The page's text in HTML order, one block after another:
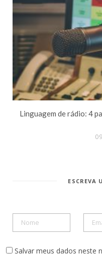
​Linguagem de rádio: 4
ESCREVA
Salvar meus dados neste